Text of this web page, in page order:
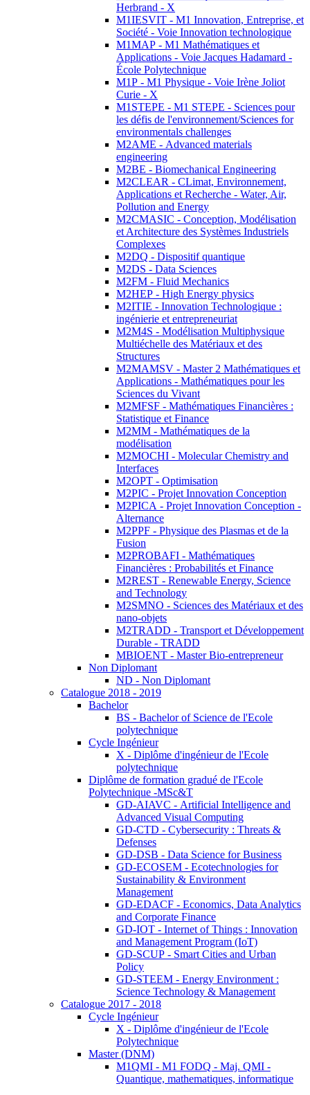
Herbrand - X
M1IESVIT - M1 Innovation, Entreprise, et
Société - Voie Innovation technologique
M1MAP - M1 Mathématiques et
Applications - Voie Jacques Hadamard -
École Polytechnique
M1P - M1 Physique - Voie Irène Joliot
Curie - X
M1STEPE - M1 STEPE - Sciences pour
les défis de l'environnement/Sciences for
environmentals challenges
M2AME - Advanced materials
engineering
M2BE - Biomechanical Engineering
M2CLEAR - CLimat, Environnement,
Applications et Recherche - Water, Air,
Pollution and Energy
M2CMASIC - Conception, Modélisation
et Architecture des Systèmes Industriels
Complexes
M2DQ - Dispositif quantique
M2DS - Data Sciences
M2FM - Fluid Mechanics
M2HEP - High Energy physics
M2ITIE - Innovation Technologique :
ingénierie et entrepreneuriat
M2M4S - Modélisation Multiphysique
Multiéchelle des Matériaux et des
Structures
M2MAMSV - Master 2 Mathématiques et
Applications - Mathématiques pour les
Sciences du Vivant
M2MFSF - Mathématiques Financières :
Statistique et Finance
M2MM - Mathématiques de la
modélisation
M2MOCHI - Molecular Chemistry and
Interfaces
M2OPT - Optimisation
M2PIC - Projet Innovation Conception
M2PICA - Projet Innovation Conception -
Alternance
M2PPF - Physique des Plasmas et de la
Fusion
M2PROBAFI - Mathématiques
Financières : Probabilités et Finance
M2REST - Renewable Energy, Science
and Technology
M2SMNO - Sciences des Matériaux et des
nano-objets
M2TRADD - Transport et Développement
Durable - TRADD
MBIOENT - Master Bio-entrepreneur
Non Diplomant
ND - Non Diplomant
Catalogue 2018 - 2019
Bachelor
BS - Bachelor of Science de l'Ecole
polytechnique
Cycle Ingénieur
X - Diplôme d'ingénieur de l'Ecole
polytechnique
Diplôme de formation gradué de l'Ecole
Polytechnique -MSc&T
GD-AIAVC - Artificial Intelligence and
Advanced Visual Computing
GD-CTD - Cybersecurity : Threats &
Defenses
GD-DSB - Data Science for Business
GD-ECOSEM - Ecotechnologies for
Sustainability & Environment
Management
GD-EDACF - Economics, Data Analytics
and Corporate Finance
GD-IOT - Internet of Things : Innovation
and Management Program (IoT)
GD-SCUP - Smart Cities and Urban
Policy
GD-STEEM - Energy Environment :
Science Technology & Management
Catalogue 2017 - 2018
Cycle Ingénieur
X - Diplôme d'ingénieur de l'Ecole
Polytechnique
Master (DNM)
M1QMI - M1 FODQ - Maj. QMI -
Quantique, mathematiques, informatique